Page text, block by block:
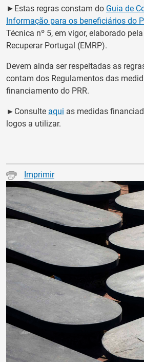
►Estas regras constam do Guia de
Informação para os beneficiários do
Técnica nº 5, em vigor, elaborado
Recuperar Portugal (EMRP).
Devem ainda ser respeitadas as
contam dos Regulamentos das
financiamento do PRR.
► Consulte aqui as medidas
logos a utilizar.
Imprimir